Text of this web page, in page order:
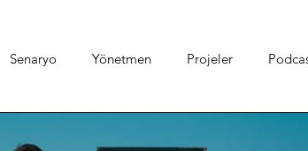
Senaryo Yönetmen Projeler